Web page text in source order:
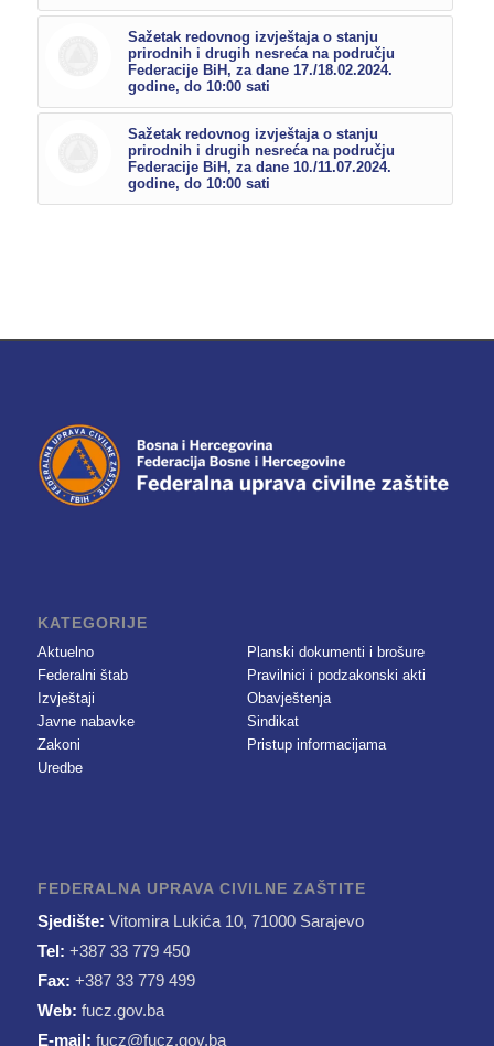
Sažetak redovnog izvještaja o stanju
prirodnih i drugih nesreća na području
Federacije BiH, za dane 17./18.02.2024.
godine, do 10:00 sati
Sažetak redovnog izvještaja o stanju
prirodnih i drugih nesreća na području
Federacije BiH, za dane 10./11.07.2024.
godine, do 10:00 sati
KATEGORIJE
Aktuelno
Federalni štab
Izvještaji
Javne nabavke
Zakoni
Uredbe
Planski dokumenti i brošure
Pravilnici i podzakonski akti
Obavještenja
Sindikat
Pristup informacijama
FEDERALNA UPRAVA CIVILNE ZAŠTITE
Sjedište: Vitomira Lukića 10, 71000 Sarajevo
Tel: +387 33 779 450
Fax: +387 33 779 499
Web: fucz.gov.ba
E-mail: fucz@fucz.gov.ba